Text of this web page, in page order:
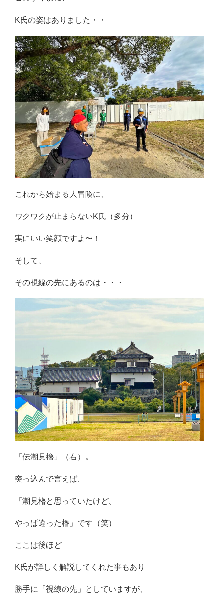
K氏の姿はありました・・
これから始まる大冒険に、
ワクワクが止まらないK氏（多分）
実にいい笑顔ですよ〜！
そして、
その視線の先にあるのは・・・
「伝潮見櫓」（右）。
突っ込んで言えば、
「潮見櫓と思っていたけど、
やっぱ違った櫓」です（笑）
ここは後ほど
K氏が詳しく解説してくれた事もあり
勝手に「視線の先」としていますが、